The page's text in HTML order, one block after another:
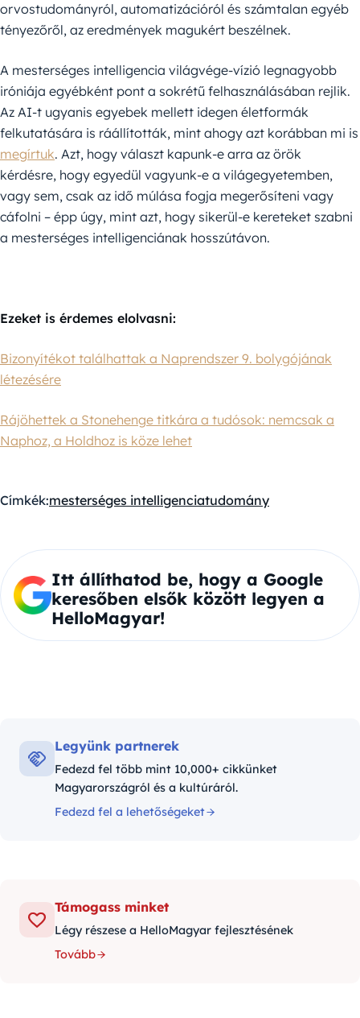
orvostudományról, automatizációról és számtalan egyéb
tényezőről, az eredmények magukért beszélnek.
A mesterséges intelligencia világvége-vízió legnagyobb
iróniája egyébként pont a sokrétű felhasználásában rejlik.
Az AI-t ugyanis egyebek mellett idegen életformák
felkutatására is ráállították, mint ahogy azt korábban mi is
megírtuk. Azt, hogy választ kapunk-e arra az örök
kérdésre, hogy egyedül vagyunk-e a világegyetemben,
vagy sem, csak az idő múlása fogja megerősíteni vagy
cáfolni – épp úgy, mint azt, hogy sikerül-e kereteket szabni
a mesterséges intelligenciának hosszútávon.
Ezeket is érdemes elolvasni:
Bizonyítékot találhattak a Naprendszer 9. bolygójának
létezésére
Rájöhettek a Stonehenge titkára a tudósok: nemcsak a
Naphoz, a Holdhoz is köze lehet
Címkék:mesterséges intelligenciatudomány
Itt állíthatod be, hogy a Google
keresőben elsők között legyen a
HelloMagyar!
Legyünk partnerek
Fedezd fel több mint 10,000+ cikkünket
Magyarországról és a kultúráról.
Fedezd fel a lehetőségeket
Támogass minket
Légy részese a HelloMagyar fejlesztésének
Tovább